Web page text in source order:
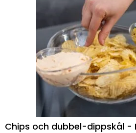
Chips och dubbel-dippskål -